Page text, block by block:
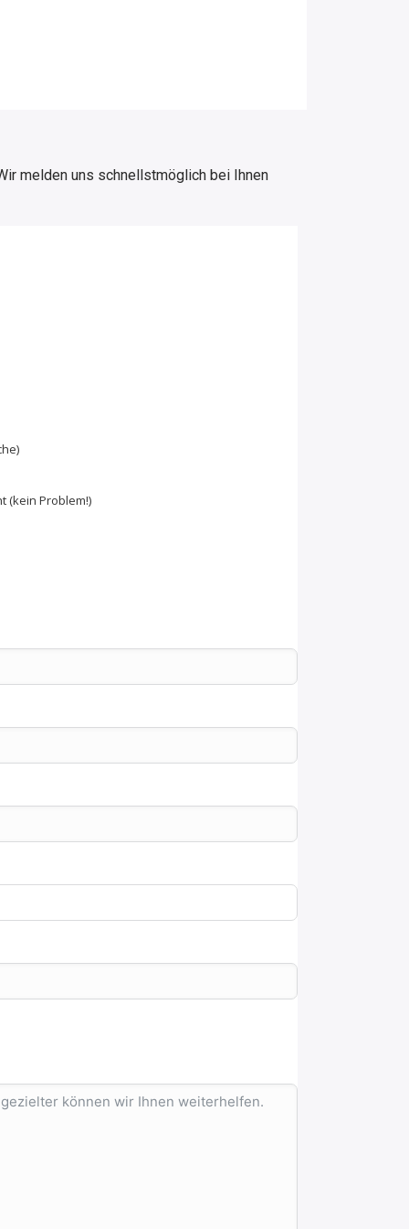
melden uns schnellstmöglich bei Ihnen
(kein Problem!)